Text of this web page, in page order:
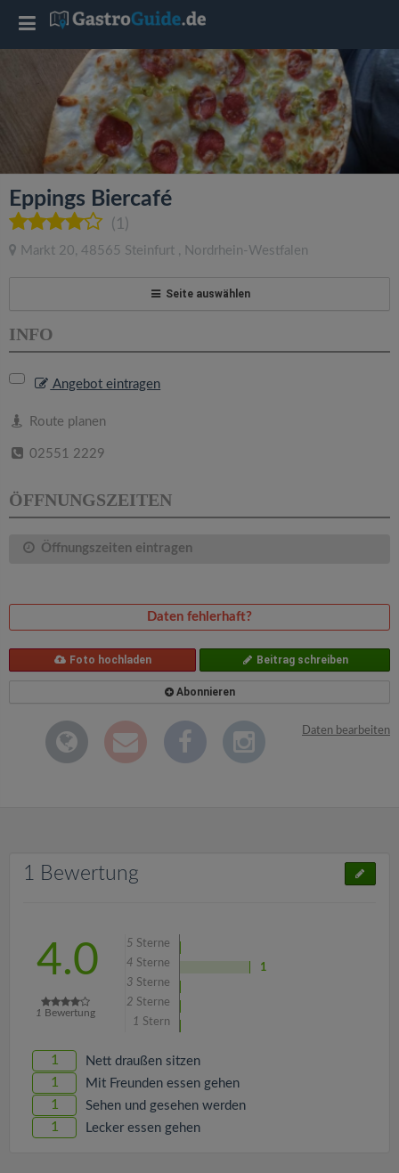
Eppings Biercafé
(1)
Markt 20, 48565 Steinfurt , Nordrhein-Westfalen
Seite auswählen
INFO
Angebot eintragen
Route planen
02551 2229
ÖFFNUNGSZEITEN
Öffnungszeiten eintragen
Daten fehlerhaft?
Foto hochladen Beitrag schreiben
Abonnieren
Daten bearbeiten
1 Bewertung
4.0
1 Bewertung
5 Sterne
4 Sterne
1
3 Sterne
2 Sterne
1 Stern
1 Nett draußen sitzen
1 Mit Freunden essen gehen
1 Sehen und gesehen werden
1 Lecker essen gehen
T
l
e
a
i
g